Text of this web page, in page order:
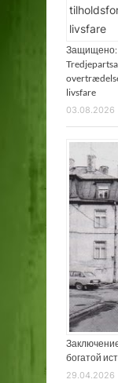
Защищено:
livsfare
03.08.2026
богатой
29.04.2026